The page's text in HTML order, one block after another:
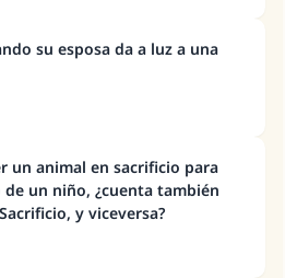
su esposa da a luz a una
un animal en sacrificio para
un niño, ¿cuenta también
y viceversa?
A, su contribución ayuda a
misma recompensa que
1893)